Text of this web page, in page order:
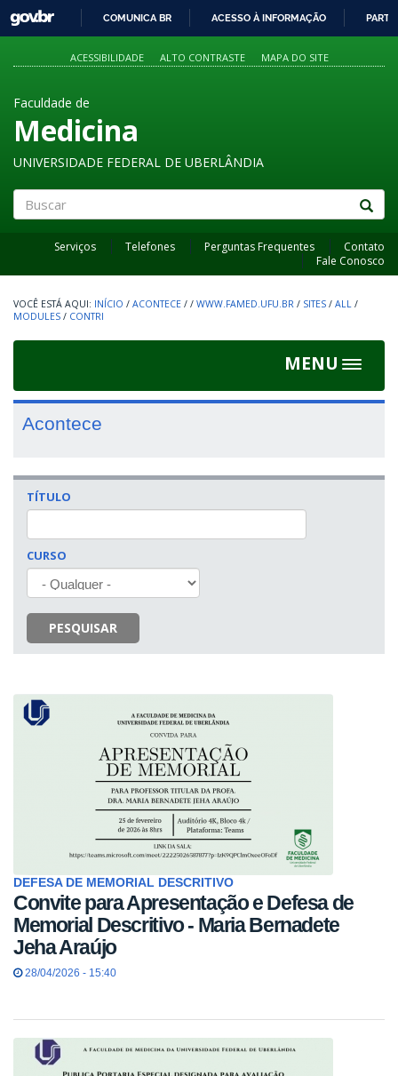
PARA
O
GOVBR
COMUNICA BR ACESSO À INFORMAÇÃO
ACESSIBILIDADE ALTO CONTRASTE MAPA DO SITE
Faculdade de
Medicina
UNIVERSIDADE FEDERAL DE UBERLÂNDIA
Serviços Telefones Perguntas Frequentes
Contato
Fale Conosco
INÍCIO / ACONTECE / / WWW.FAMED.UFU.BR / SITES / ALL /
MODULES / CONTRI
MENU
Toggle
Acontece
TÍTULO
CURSO
PESQUISAR
DEFESA DE MEMORIAL DESCRITIVO
Convite para Apresentação e Defesa de
Memorial Descritivo - Maria Bernadete
Jeha Araújo
28/04/2026 - 15:40